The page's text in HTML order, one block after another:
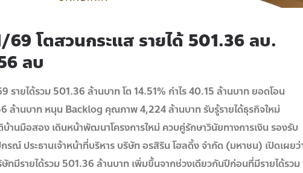
69 โตสวนกระแส รายได้ 501.36 ลบ.
ลบ
รายได้รวม 501.36 ล้านบาท โต 14.51% กำไร 40.15 ล้านบาท ยอดโอน
ล้านบาท หนุน Backlog คุณภาพ 4,224 ล้านบาท รับรู้รายได้ธุรกิจใหม่
านมือสอง เดินหน้าพัฒนาโครงการใหม่ ควบคู่รักษาวินัยทางการเงิน รองรับ
รณ์ ประธานเจ้าหน้าที่บริหาร บริษัท อรสิริน โฮลดิ้ง จํากัด (มหาชน) เปิดเผยว่
ทมีรายได้รวม 501.36 ล้านบาท เพิ่มขึ้นจากช่วงเดียวกันปีก่อนที่มีรายได้รวม